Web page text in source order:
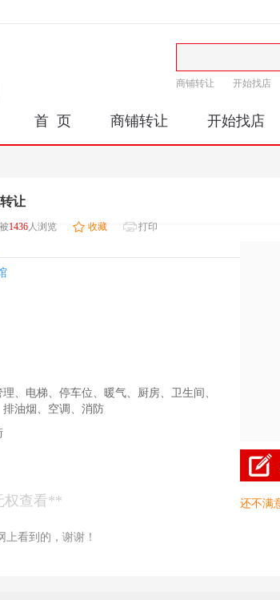
商铺转让 开始找店
首 页 商铺转让 开始找店
让
1436人浏览 收藏 打印
、电梯、停车位、暖气、厨房、卫生间、
油烟、空调、消防
权查看**
看到的，谢谢！
还不满